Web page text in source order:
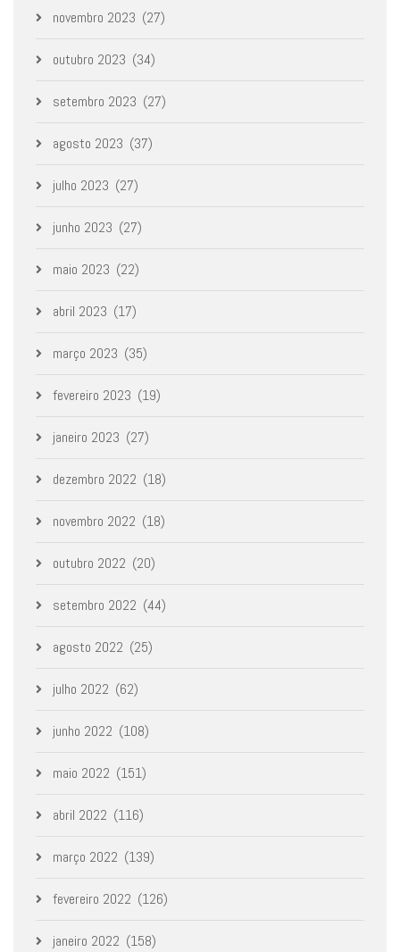
novembro 2023 (27)
outubro 2023 (34)
setembro 2023 (27)
agosto 2023 (37)
julho 2023 (27)
junho 2023 (27)
maio 2023 (22)
abril 2023 (17)
março 2023 (35)
fevereiro 2023 (19)
janeiro 2023 (27)
dezembro 2022 (18)
novembro 2022 (18)
outubro 2022 (20)
setembro 2022 (44)
agosto 2022 (25)
julho 2022 (62)
junho 2022 (108)
maio 2022 (151)
abril 2022 (116)
março 2022 (139)
fevereiro 2022 (126)
janeiro 2022 (158)